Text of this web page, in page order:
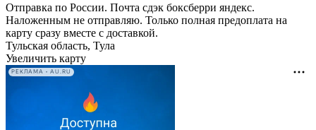
Отправка по России. Почта сдэк боксберри яндекс.
Наложенным не отправляю. Только полная предоплата на
карту сразу вместе с доставкой.
Тульская область, Тула
Увеличить карту
РЕКЛАМА • AU.RU